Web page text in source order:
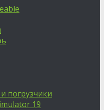
погрузчики
19